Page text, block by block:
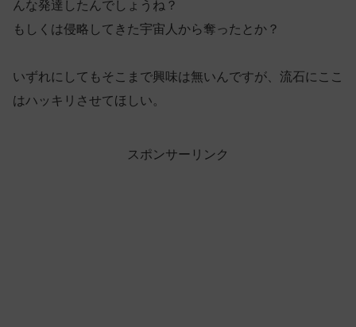
んな発達したんでしょうね？
もしくは侵略してきた宇宙人から奪ったとか？
いずれにしてもそこまで興味は無いんですが、流石にここ
はハッキリさせてほしい。
スポンサーリンク